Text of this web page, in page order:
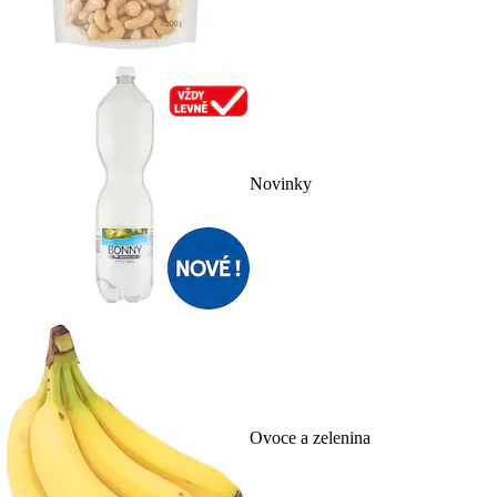
Novinky
Ovoce a zelenina